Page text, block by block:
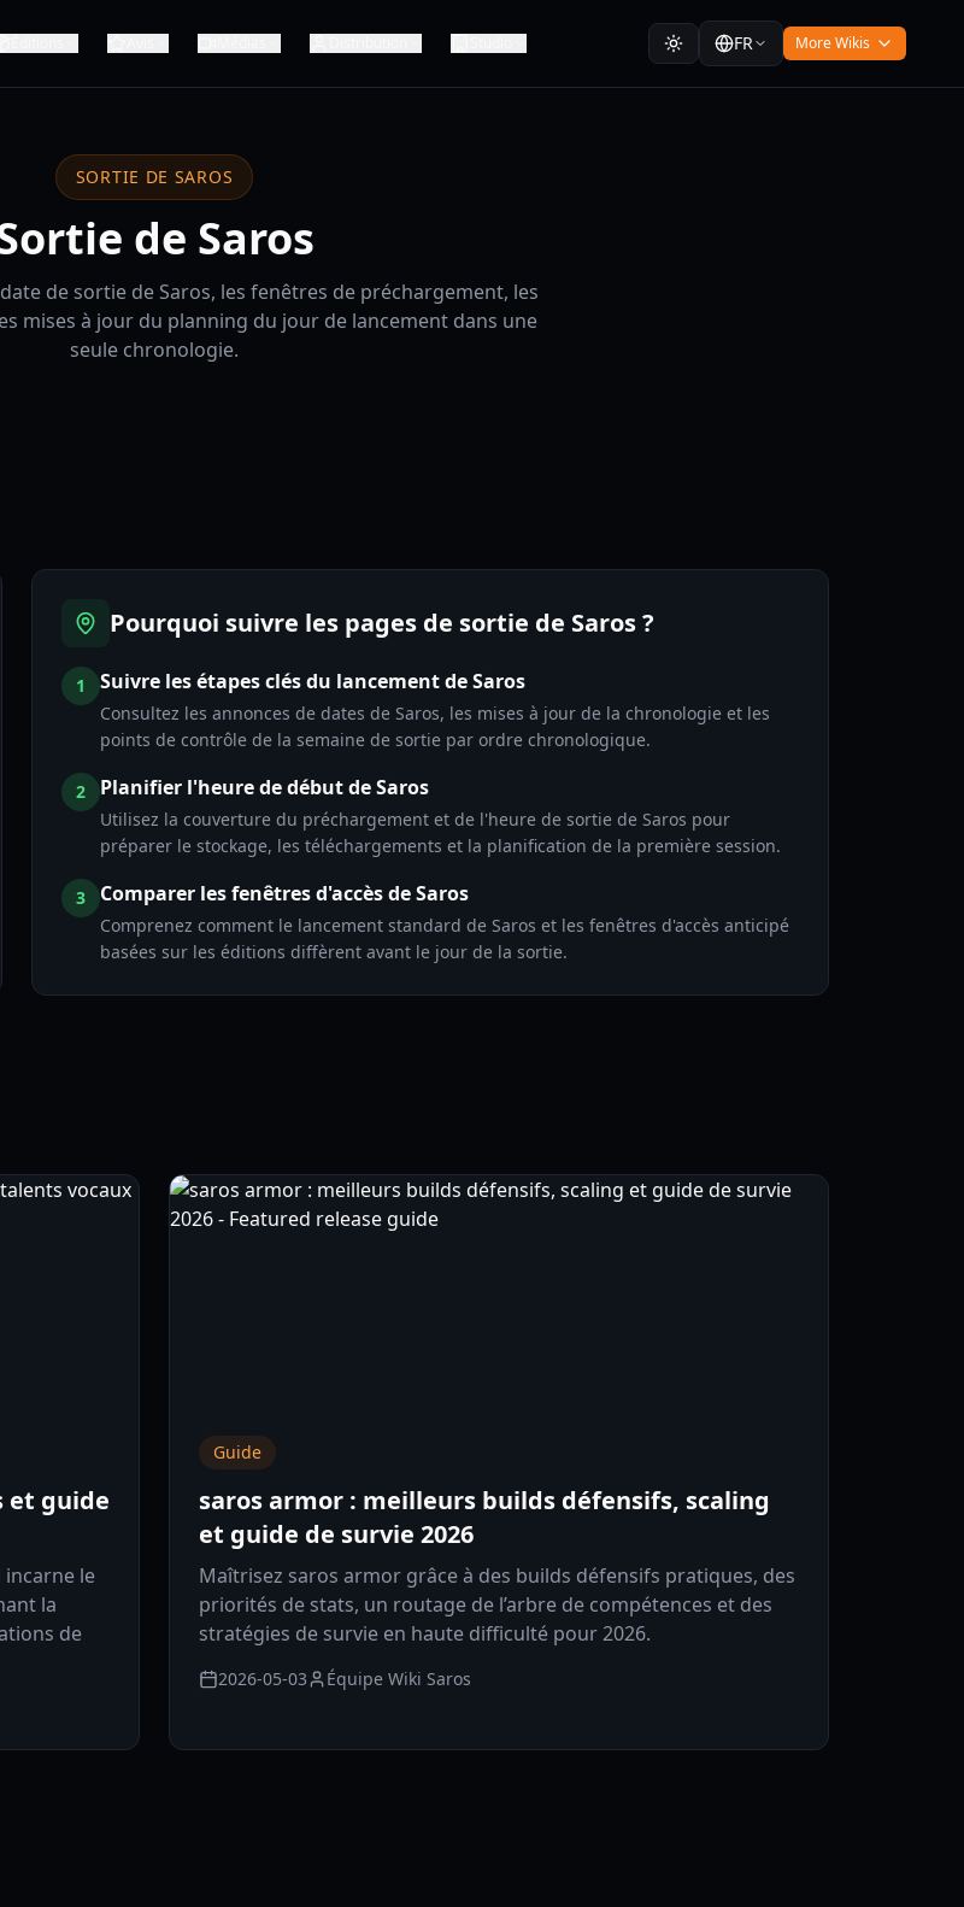
FR More Wikis
SORTIE DE SAROS
de Saros
de sortie de Saros, les fenêtres de préchargement, les
mises à jour du planning du jour de lancement dans une
seule chronologie.
Pourquoi suivre les pages de sortie de Saros ?
1 Suivre les étapes clés du lancement de Saros
Consultez les annonces de dates de Saros, les mises à jour de la chronologie et les
points de contrôle de la semaine de sortie par ordre chronologique.
2 Planifier l'heure de début de Saros
Utilisez la couverture du préchargement et de l'heure de sortie de Saros pour
préparer le stockage, les téléchargements et la planification de la première session.
3 Comparer les fenêtres d'accès de Saros
Comprenez comment le lancement standard de Saros et les fenêtres d'accès anticipé
basées sur les éditions diffèrent avant le jour de la sortie.
et guide
incarne le
la
de
Guide
saros armor : meilleurs builds défensifs, scaling
et guide de survie 2026
Maîtrisez saros armor grâce à des builds défensifs pratiques, des
priorités de stats, un routage de l’arbre de compétences et des
stratégies de survie en haute difficulté pour 2026.
2026-05-03 Équipe Wiki Saros